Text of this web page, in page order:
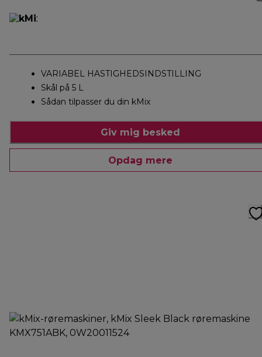
VARIABEL HASTIGHEDSINDSTILLING
Skål på 5 L
Sådan tilpasser du din kMix
Giv mig besked
Opdag mere